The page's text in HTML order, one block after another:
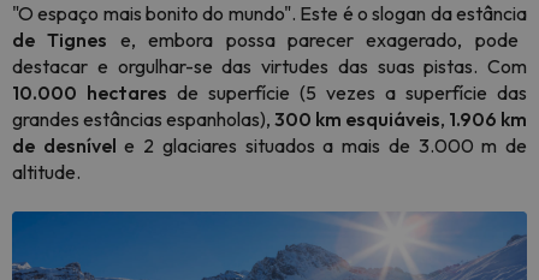
"O espaço mais bonito do mundo". Este é o slogan da estância
de Tignes e, embora possa parecer exagerado, pode
destacar e orgulhar-se das virtudes das suas pistas. Com
10.000 hectares de superfície (5 vezes a superfície das
grandes estâncias espanholas), 300 km esquiáveis, 1.906 km
de desnível e 2 glaciares situados a mais de 3.000 m de
altitude.